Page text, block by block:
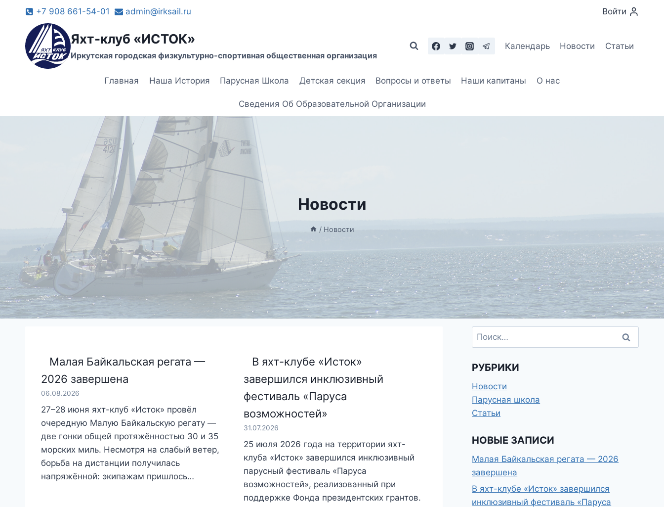
Перейти
содержимому
+7 908 661-54-01 admin@irksail.ru Войти
Яхт-клуб «ИСТОК»
Иркутская городская физкультурно-спортивная общественная организация
Календарь Новости Статьи
Главная Наша История Парусная Школа Детская секция Вопросы и ответы Наши капитаны О нас
Сведения Об Образовательной Организации
Новости
/ Новости
Малая Байкальская регата —
2026 завершена
06.08.2026
27–28 июня яхт-клуб «Исток» провёл
очередную Малую Байкальскую регату —
две гонки общей протяжённостью 30 и 35
морских миль. Несмотря на слабый ветер,
борьба на дистанции получилась
напряжённой: экипажам пришлось…
В яхт-клубе «Исток»
завершился инклюзивный
фестиваль «Паруса
возможностей»
31.07.2026
25 июля 2026 года на территории яхт-
клуба «Исток» завершился инклюзивный
парусный фестиваль «Паруса
возможностей», реализованный при
поддержке Фонда президентских грантов.
Найти:
РУБРИКИ
Новости
Парусная школа
Статьи
НОВЫЕ ЗАПИСИ
Малая Байкальская регата — 2026
завершена
В яхт-клубе «Исток» завершился
инклюзивный фестиваль «Паруса